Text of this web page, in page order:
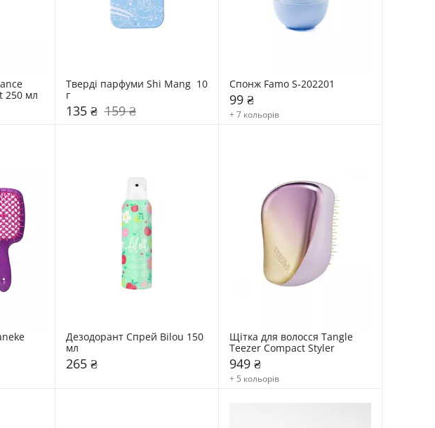
250 мл
Тверді парфуми Shi Mang  10
г
135 ₴ 159 ₴
Спонж Famo S-202201
99 ₴
+ 7 кольорів
Дезодорант Спрей Bilou 150
265 ₴
Щітка для волосся Tangle
Teezer Compact Styler
949 ₴
+ 5 кольорів